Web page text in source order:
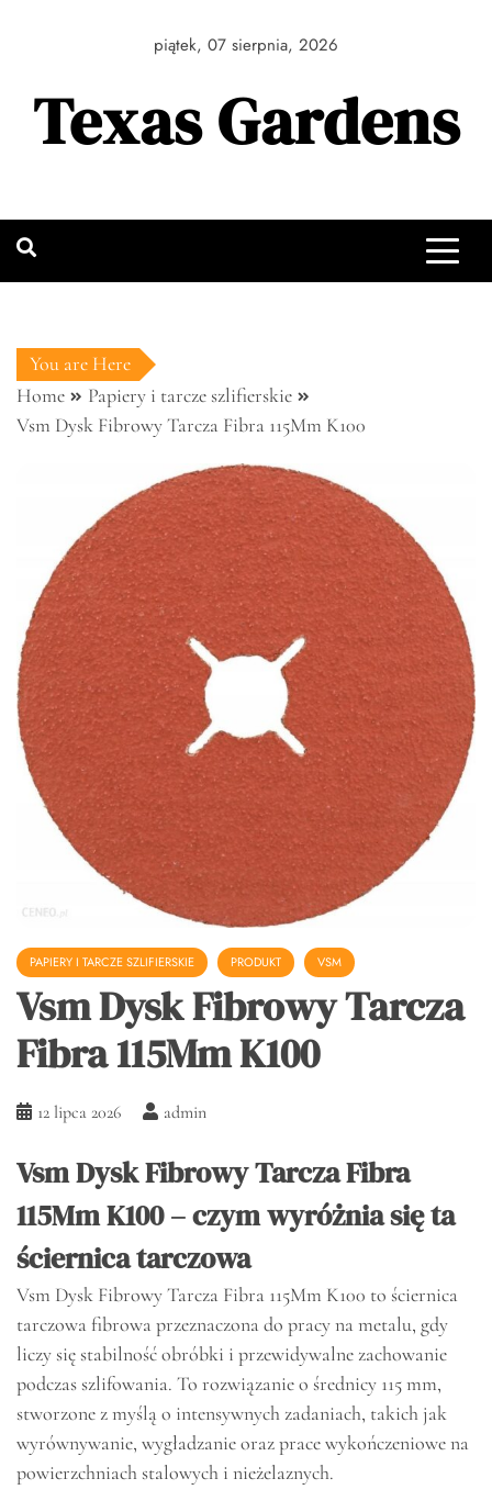
piątek, 07 sierpnia, 2026
Texas Gardens
You are Here
Home
Papiery i tarcze szlifierskie
Vsm Dysk Fibrowy Tarcza Fibra 115Mm K100
PAPIERY I TARCZE SZLIFIERSKIE PRODUKT VSM
Vsm Dysk Fibrowy Tarcza
Fibra 115Mm K100
12 lipca 2026 admin
Vsm Dysk Fibrowy Tarcza Fibra
115Mm K100 – czym wyróżnia się ta
ściernica tarczowa
Vsm Dysk Fibrowy Tarcza Fibra 115Mm K100 to ściernica
tarczowa fibrowa przeznaczona do pracy na metalu, gdy
liczy się stabilność obróbki i przewidywalne zachowanie
podczas szlifowania. To rozwiązanie o średnicy 115 mm,
stworzone z myślą o intensywnych zadaniach, takich jak
wyrównywanie, wygładzanie oraz prace wykończeniowe na
powierzchniach stalowych i nieżelaznych.